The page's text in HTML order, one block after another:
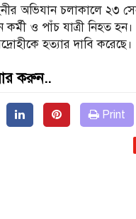
অভিযান চলাকালে ২৩
ও পাঁচ যাত্রী নিহত হন।
হত্যার দাবি করেছে।
করুন..
Print